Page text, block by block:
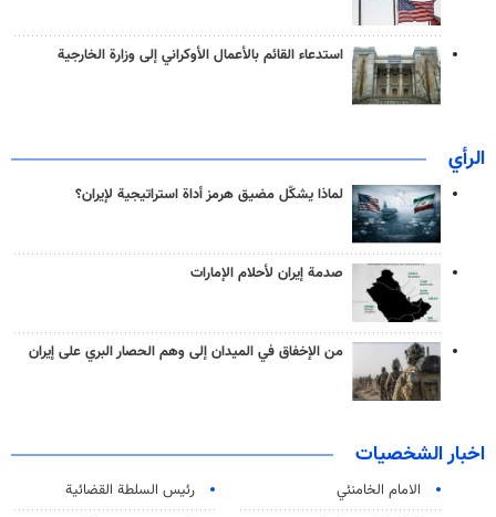
استدعاء القائم بالأعمال الأوكراني إلى وزارة الخارجية
الرأي
لماذا يشكّل مضيق هرمز أداة استراتيجية لإيران؟
صدمة إيران لأحلام الإمارات
من الإخفاق في الميدان إلى وهم الحصار البري على إيران
اخبار الشخصيات
الامام الخامنئي
رئیس السلطة القضائیة